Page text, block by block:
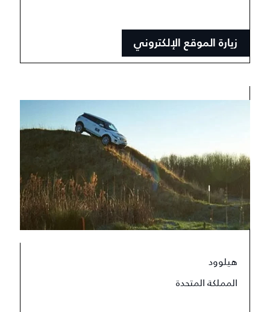
زيارة الموقع الإلكتروني
هيلوود
المملكة المتحدة